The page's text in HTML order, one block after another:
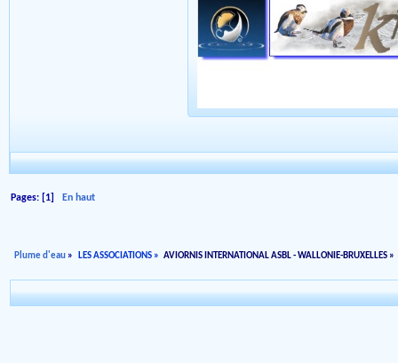
Pages: [1] En haut
Plume d'eau » LES ASSOCIATIONS» AVIORNIS INTERNATIONAL ASBL - WALLONIE-BRUXELLES »